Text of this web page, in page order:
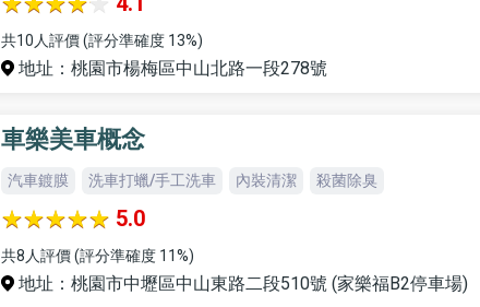
共10人評價 (評分準確度 13%)
地址：桃園市楊梅區中山北路一段278號
車樂美車概念
汽車鍍膜 洗車打蠟/手工洗車 內裝清潔 殺菌除臭
5.0
共8人評價 (評分準確度 11%)
地址：桃園市中壢區中山東路二段510號 (家樂福B2停車場)